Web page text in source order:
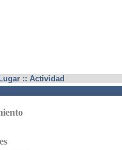
:: Actividad